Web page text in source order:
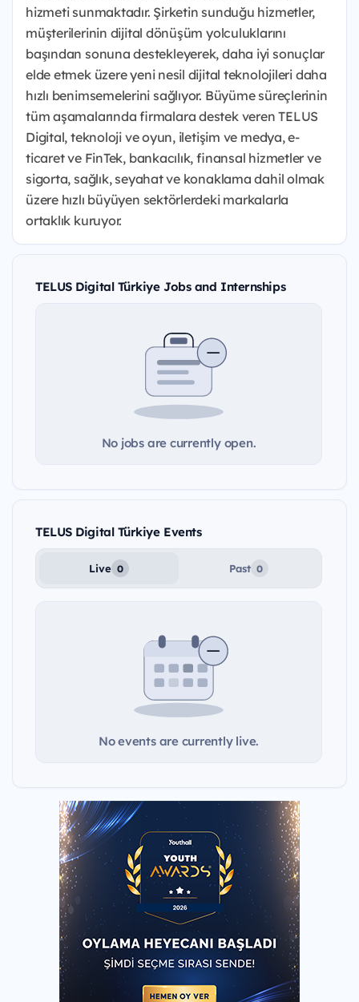
hizmeti sunmaktadır. Şirketin sunduğu hizmetler,
müşterilerinin dijital dönüşüm yolculuklarını
başından sonuna destekleyerek, daha iyi sonuçlar
elde etmek üzere yeni nesil dijital teknolojileri daha
hızlı benimsemelerini sağlıyor. Büyüme süreçlerinin
tüm aşamalarında firmalara destek veren TELUS
Digital, teknoloji ve oyun, iletişim ve medya, e-
ticaret ve FinTek, bankacılık, finansal hizmetler ve
sigorta, sağlık, seyahat ve konaklama dahil olmak
üzere hızlı büyüyen sektörlerdeki markalarla
ortaklık kuruyor.
TELUS Digital Türkiye Jobs and Internships
No jobs are currently open.
TELUS Digital Türkiye Events
Live 0 Past 0
No events are currently live.